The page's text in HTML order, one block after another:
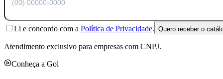
Li e concordo com a Política de Privacidade. Quero receber o
Atendimento exclusivo para empresas com CNPJ.
Conheça a Gol